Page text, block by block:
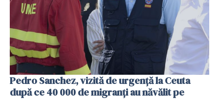
Pedro Sanchez, vizită de urgență la Ceuta
după ce 40 000 de migranți au năvălit pe